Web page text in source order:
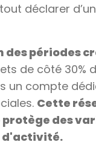
déclarer
périodes
de côté 30%
un compte
Cette
des
d'activité.